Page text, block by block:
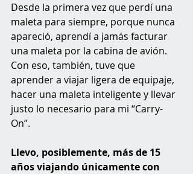
Desde la primera vez que perdí una
maleta para siempre, porque nunca
apareció, aprendí a jamás facturar
una maleta por la cabina de avión.
Con eso, también, tuve que
aprender a viajar ligera de equipaje,
hacer una maleta inteligente y llevar
justo lo necesario para mi “Carry-
On”.
Llevo, posiblemente, más de 15
años viajando únicamente con